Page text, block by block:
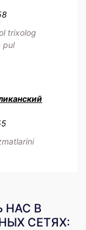
trixolog
pul
НАС В
СЕТЯХ: